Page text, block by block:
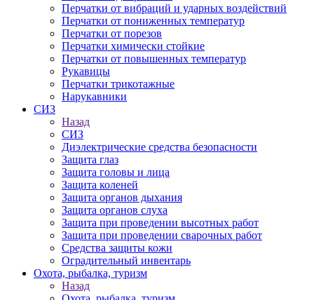
Перчатки от вибраций и ударных воздействий
Перчатки от пониженных температур
Перчатки от порезов
Перчатки химически стойкие
Перчатки от повышенных температур
Рукавицы
Перчатки трикотажные
Нарукавники
СИЗ
Назад
СИЗ
Диэлектрические средства безопасности
Защита глаз
Защита головы и лица
Защита коленей
Защита органов дыхания
Защита органов слуха
Защита при проведении высотных работ
Защита при проведении сварочных работ
Средства защиты кожи
Оградительный инвентарь
Охота, рыбалка, туризм
Назад